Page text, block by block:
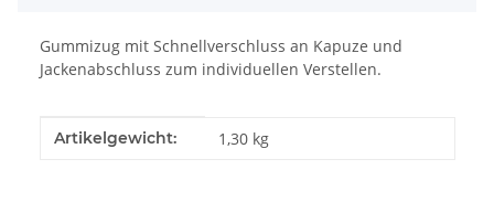
Gummizug mit Schnellverschluss an Kapuze und
Jackenabschluss zum individuellen Verstellen.
Produkteigenschaft
Wert
Artikelgewicht: 1,30 kg